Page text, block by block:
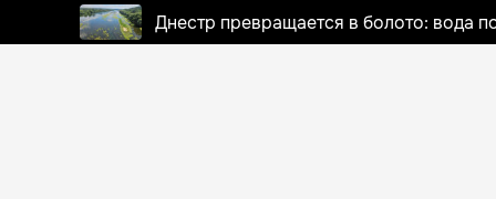
Днестр превращается в болото: вода